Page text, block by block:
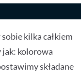
kilka całkiem
jak: kolorowa
składane